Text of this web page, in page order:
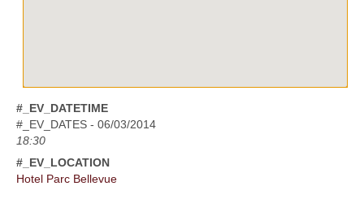
#_EV_DATETIME
#_EV_DATES - 06/03/2014
18:30
#_EV_LOCATION
Hotel Parc Bellevue